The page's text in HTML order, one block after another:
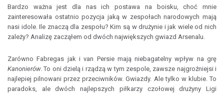
Bardzo ważna jest dla nas ich postawa na boisku, choć mnie
zainteresowała ostatnio pozycja jaką w zespołach narodowych mają
nasi idole. Ile znaczą dla zespołu? Kim są w drużynie i jak wiele od nich
zależy? Analizę zacząłem od dwóch największych gwiazd Arsenalu.
Zarówno Fabregas jak i van Persie mają niebagatelny wpływ na grę
Kanonierów. To oni dzielą i rządzą w tym zespole, zawsze najgroźniejsi i
najlepiej pilnowani przez przeciwników. Gwiazdy. Ale tylko w klubie. To
paradoks, ale dwóch najlepszych piłkarzy czołowej drużyny Ligi